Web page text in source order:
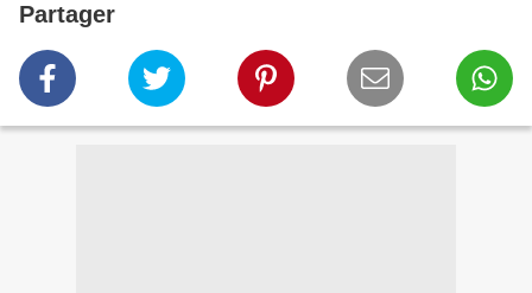
Partager